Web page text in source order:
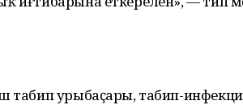
табип урыбаҫары, табип-